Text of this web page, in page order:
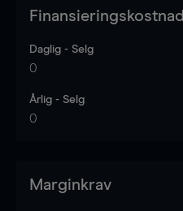
Finansieringskostnad
Daglig - Selg
0
Årlig - Selg
0
Marginkrav